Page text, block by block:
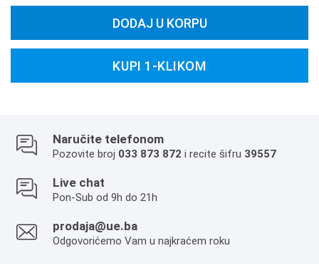
DODAJ U KORPU
KUPI 1-KLIKOM
Naručite telefonom
Pozovite broj 033 873 872 i recite šifru 39557
Live chat
Pon-Sub od 9h do 21h
prodaja@ue.ba
Odgovorićemo Vam u najkraćem roku